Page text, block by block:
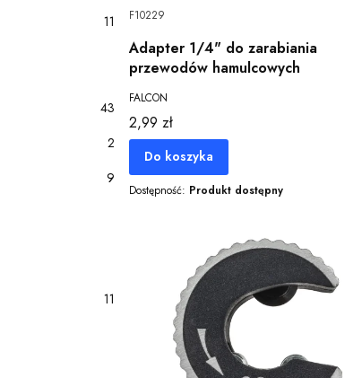
11
43
2
9
11
F10229
Adapter 1/4" do zarabiania
przewodów hamulcowych
FALCON
Cena
2,99 zł
Do koszyka
Dostępność: Produkt dostępny